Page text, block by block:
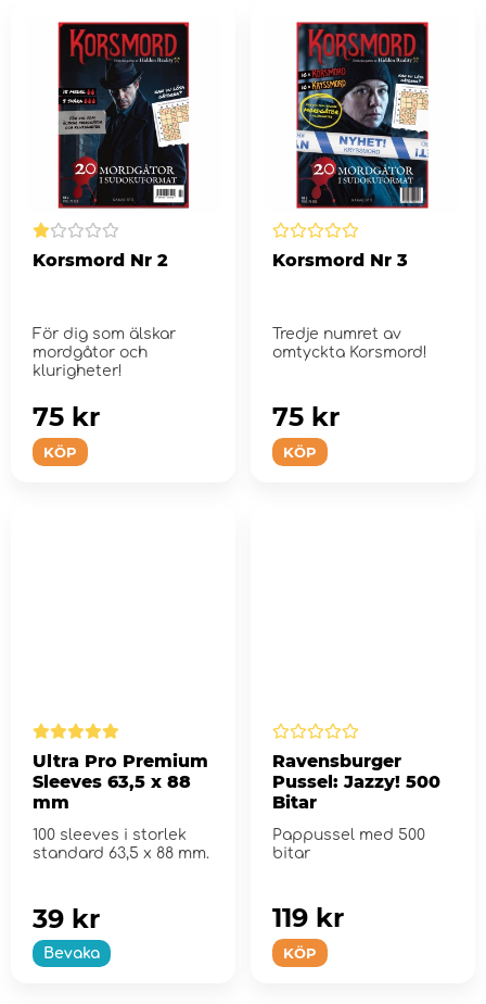
Korsmord Nr 2
För dig som älskar
mordgåtor och
klurigheter!
KÖP
75 kr
Korsmord Nr 3
Tredje numret av
omtyckta Korsmord!
KÖP
75 kr
Ultra Pro Premium
Sleeves 63,5 x 88
mm
100 sleeves i storlek
standard 63,5 x 88 mm.
Bevaka
39 kr
Ravensburger
Pussel: Jazzy! 500
Bitar
Pappussel med 500
bitar
KÖP
119 kr